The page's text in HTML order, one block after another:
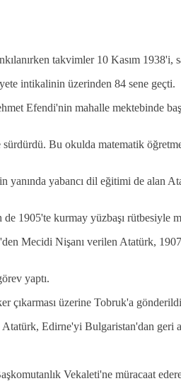
takvimler 10 Kasım 1938'i,
intikalinin üzerinden 84 sene geçti.
Efendi'nin mahalle mektebinde
Bu okulda matematik
yabancı dil eğitimi de alan
1905'te kurmay yüzbaşı rütbesiyle
Mecidi Nişanı verilen Atatürk,
yaptı.
çıkarması üzerine Tobruk'a
Edirne'yi Bulgaristan'dan geri
Vekaleti'ne müracaat